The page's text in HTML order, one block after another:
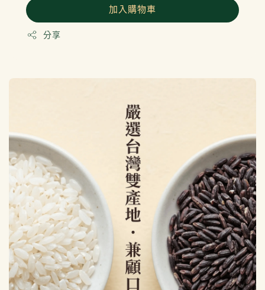
加入購物車
分享